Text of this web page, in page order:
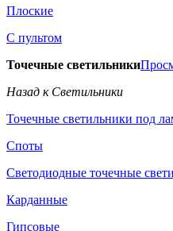
Плоские
С пультом
Точечные светильники
Назад к Светильники
Точечные светильники под
Споты
Светодиодные точечные
Карданные
Гипсовые